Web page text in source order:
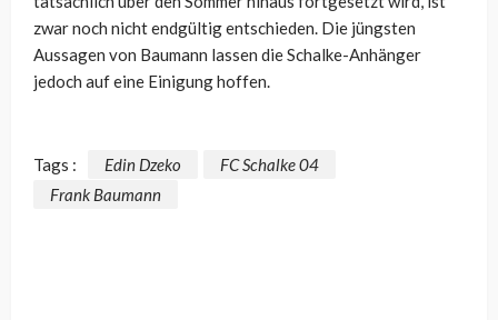
zwar noch nicht endgültig entschieden. Die jüngsten
Aussagen von Baumann lassen die Schalke-Anhänger
jedoch auf eine Einigung hoffen.
Tags : Edin Dzeko
FC Schalke 04
Frank Baumann